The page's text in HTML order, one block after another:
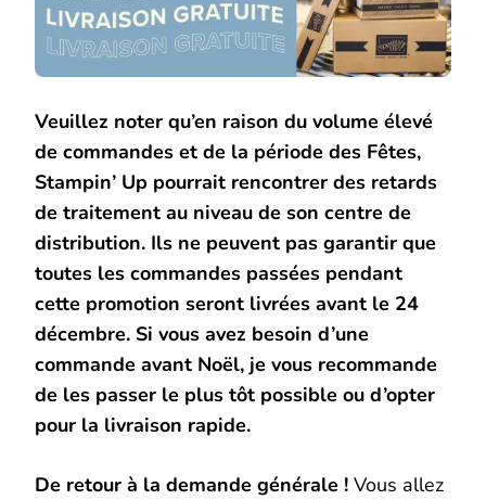
Veuillez noter qu’en raison du volume élevé
de commandes et de la période des Fêtes,
Stampin’ Up pourrait rencontrer des retards
de traitement au niveau de son centre de
distribution. Ils ne peuvent pas garantir que
toutes les commandes passées pendant
cette promotion seront livrées avant le 24
décembre. Si vous avez besoin d’une
commande avant Noël, je vous recommande
de les passer le plus tôt possible ou d’opter
pour la livraison rapide.
De retour à la demande générale ! Vous allez